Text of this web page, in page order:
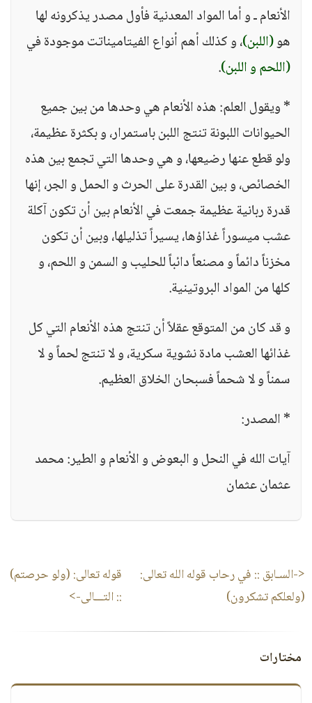
الأنعام ـ و أما المواد المعدنية فأول مصدر يذكرونه لها
هو(اللبن)، و كذلك أهم أنواع الفيتاميناتت موجودة في
(اللحم و اللبن).
* ويقول العلم: هذه الأنعام هي وحدها من بين جميع
الحيوانات اللبونة تنتج اللبن باستمرار، و بكثرة عظيمة،
ولو قطع عنها رضيعها، و هي وحدها التي تجمع بين هذه
الخصائص، و بين القدرة على الحرث و الحمل و الجر، إنها
قدرة ربانية عظيمة جمعت في الأنعام بين أن تكون آكلة
عشب ميسوراً غذاؤها، يسيراً تذليلها، وبين أن تكون
مخزناً دائماً و مصنعاً دائباً للحليب و السمن و اللحم، و
كلها من المواد البروتينية.
و قد كان من المتوقع عقلاً أن تنتج هذه الأنعام التي كل
غذائها العشب مادة نشوية سكرية، و لا تنتج لحماً و لا
سمناً و لا شحماً فسبحان الخلاق العظيم.
* المصدر:
آيات الله في النحل و البعوض و الأنعام و الطير: محمد
عثمان عثمان
<-السـابق :: في رحاب قوله الله تعالى:
(ولعلكم تشكرون)
قوله تعالى: (ولو حرصتم)
:: التـــالى->
مختارات